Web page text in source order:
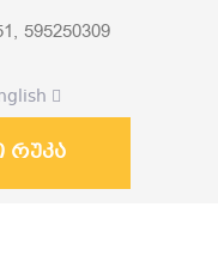
595250309
რუკა